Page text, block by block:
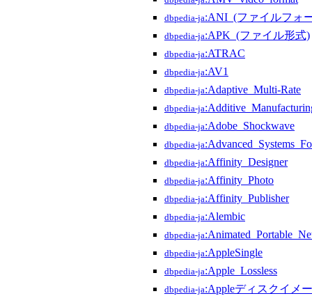
dbpedia-ja:ANI_(ファイルフォ
dbpedia-ja:APK_(ファイル形式)
dbpedia-ja:ATRAC
dbpedia-ja:AV1
dbpedia-ja:Adaptive_Multi-Rate
dbpedia-ja
dbpedia-ja:Adobe_Shockwave
dbpedia-ja
dbpedia-ja:Affinity_Designer
dbpedia-ja:Affinity_Photo
dbpedia-ja:Affinity_Publisher
dbpedia-ja:Alembic
dbpedia-ja
dbpedia-ja:AppleSingle
dbpedia-ja:Apple_Lossless
dbpedia-ja:Appleディスクイメ